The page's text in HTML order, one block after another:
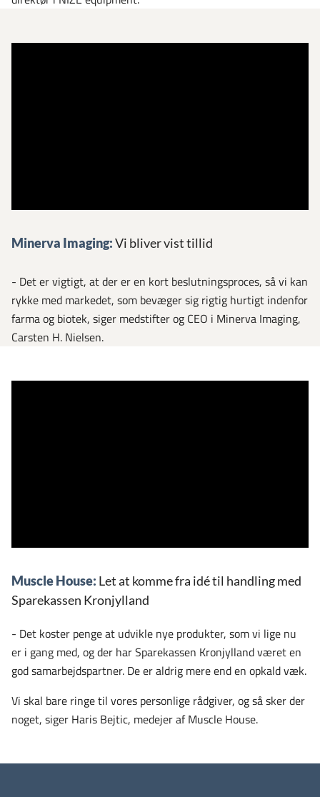
Minerva Imaging:Vi bliver vist tillid
- Det er vigtigt, at der er en kort beslutningsproces, så vi kan
rykke med markedet, som bevæger sig rigtig hurtigt indenfor
farma og biotek, siger medstifter og CEO i Minerva Imaging,
Carsten H. Nielsen.
Muscle House: Let at komme fra idé til handling med
Sparekassen Kronjylland
- Det koster penge at udvikle nye produkter, som vi lige nu
er i gang med, og der har Sparekassen Kronjylland været en
god samarbejdspartner. De er aldrig mere end en opkald væk.
Vi skal bare ringe til vores personlige rådgiver, og så sker der
noget, siger Haris Bejtic, medejer af Muscle House.